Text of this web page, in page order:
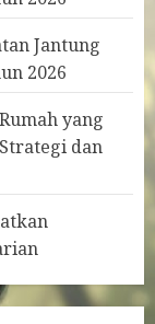
Jantung
2026
yang
dan